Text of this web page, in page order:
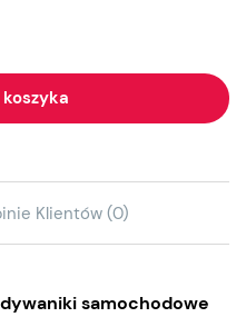
Klientów (0)
samochodowe